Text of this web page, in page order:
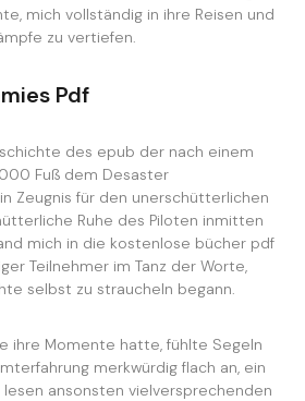
mich vollständig in ihre Reisen und
zu vertiefen.
Pdf
des epub der nach einem
Fuß dem Desaster
Zeugnis für den unerschütterlichen
Ruhe des Piloten inmitten
mich in die kostenlose bücher pdf
Teilnehmer im Tanz der Worte,
selbst zu straucheln begann.
ihre Momente hatte, fühlte Segeln
merkwürdig flach an, ein
ansonsten vielversprechenden